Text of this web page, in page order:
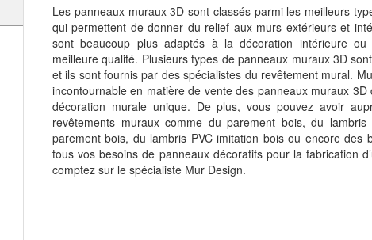
Les panneaux muraux 3D sont classés parmi les meilleurs
qui permettent de donner du relief aux murs extérieurs et
sont beaucoup plus adaptés à la décoration intérieure
meilleure qualité. Plusieurs types de panneaux muraux 3D
et ils sont fournis par des spécialistes du revêtement mural.
incontournable en matière de vente des panneaux muraux
décoration murale unique. De plus, vous pouvez avoir
revêtements muraux comme du parement bois, du
parement bois, du lambris PVC imitation bois ou encore des
tous vos besoins de panneaux décoratifs pour la fabrication
comptez sur le spécialiste Mur Design.